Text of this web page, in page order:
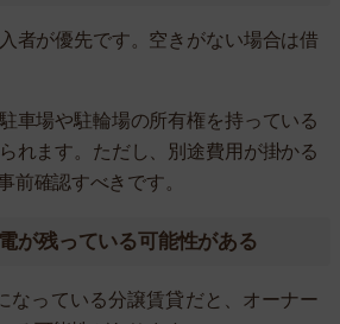
者が優先です。空きがない場合は借
車場や駐輪場の所有権を持っている
れます。ただし、別途費用が掛かる
前確認すべきです。
が残っている可能性がある
なっている分譲賃貸だと、オーナー